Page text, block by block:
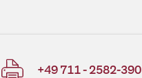
+49 711 - 2582-390